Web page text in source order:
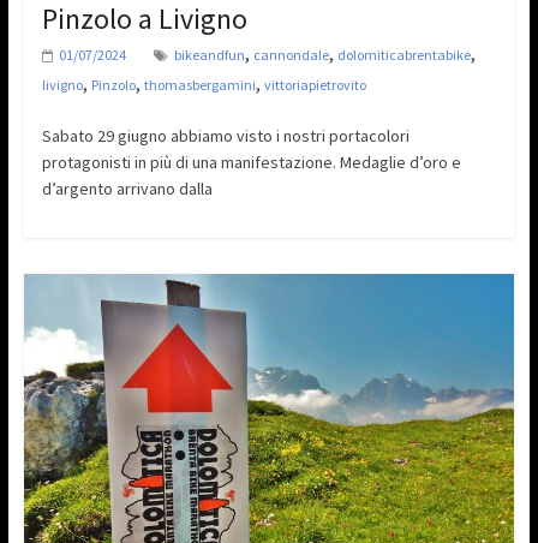
Pinzolo a Livigno
01/07/2024 bikeandfun, cannondale, dolomiticabrentabike,
livigno, Pinzolo, thomasbergamini, vittoriapietrovito
Sabato 29 giugno abbiamo visto i nostri portacolori
protagonisti in più di una manifestazione. Medaglie d’oro e
d’argento arrivano dalla